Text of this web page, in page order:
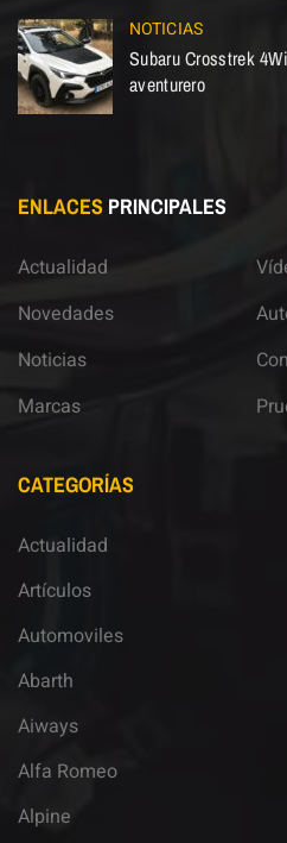
NOTICIAS
Subaru Crosstrek
aventurero
ENLACES PRINCIPALES
Actualidad
Novedades
Noticias
Marcas
CATEGORÍAS
Actualidad
Artículos
Automoviles
Abarth
Aiways
Alfa Romeo
Alpine